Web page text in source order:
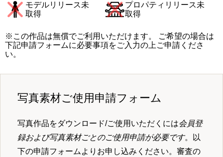
モデルリリース未
取得
プロパティリリース未
取得
※この作品は無償でご利用いただけます。 ご希望の場合は
下記申請フォームに必要事項をご入力の上ご申請くださ
い。
写真素材ご使用申請フォーム
写真作品をダウンロード/ご使用いただくには会員登
録および写真素材ごとのご使用申請が必要です。以
下の申請フォームよりお申し込みください。審査の